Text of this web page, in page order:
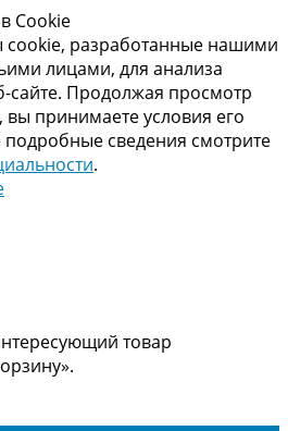
Cookie
разработанные нашими
лицами, для анализа
Продолжая просмотр
вы принимаете условия его
сведения смотрите
.
товар